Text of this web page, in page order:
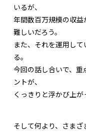
いるが、
年間数百万規模の収
難しいだろう。
また、それを運用し
る。
今回の話し合いで、
ントが、
くっきりと浮かび上が
そして何より、さま